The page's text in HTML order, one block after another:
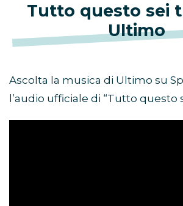
Tutto questo sei
Ultimo
Ascolta la musica di Ultimo su
l’audio ufficiale di “Tutto questo